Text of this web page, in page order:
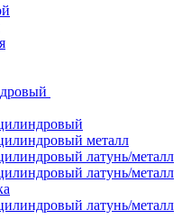
металл
латунь/металл
латунь/металл
латунь/металл